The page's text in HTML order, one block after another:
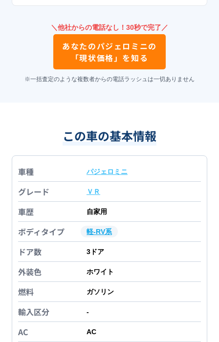
＼他社からの電話なし！30秒で完了／
あなたのパジェロミニの
「現状価格」を知る
※一括査定のような複数者からの電話ラッシュは一切ありません
この車の基本情報
車種 パジェロミニ
グレード ＶＲ
車歴 自家用
ボディタイプ 軽-RV系
ドア数 3 ドア
外装色 ホワイト
燃料 ガソリン
輸入区分 -
AC AC